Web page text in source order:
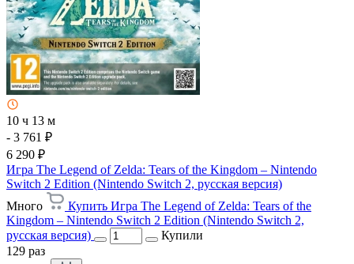
10 ч 13 м
- 3 761 ₽
6 290 ₽
Игра The Legend of Zelda: Tears of the Kingdom – Nintendo
Switch 2 Edition (Nintendo Switch 2, русская версия)
Много
Купить Игра The Legend of Zelda: Tears of the
Kingdom – Nintendo Switch 2 Edition (Nintendo Switch 2,
русская версия)
Купили
129 раз